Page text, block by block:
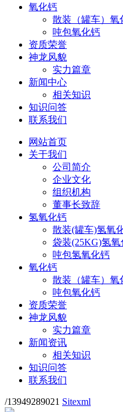
氧化钙
散装（罐车）氧
吨包氧化钙
资质荣誉
神龙风貌
实力篇章
新闻中心
相关知识
知识问答
联系我们
网站首页
关于我们
公司简介
企业文化
组织机构
董事长致辞
氢氧化钙
散装(罐车)氢氧
袋装(25KG)氢氧
吨包氢氧化钙
氧化钙
散装（罐车）氧
吨包氧化钙
资质荣誉
神龙风貌
实力篇章
新闻资讯
相关知识
知识问答
联系我们
/13949289021 Sitexml